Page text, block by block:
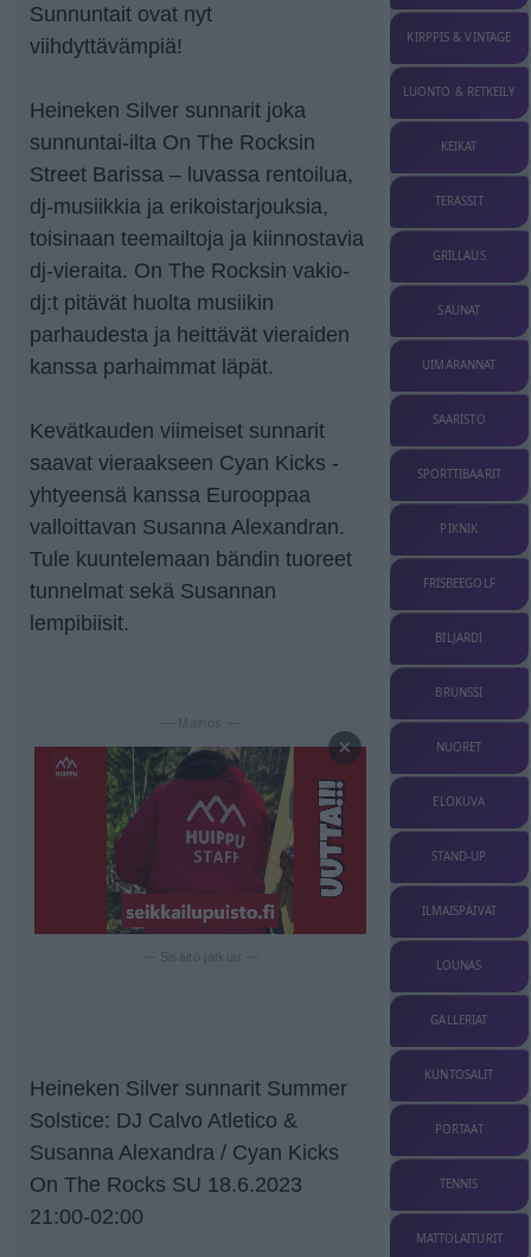
Sunnuntait ovat nyt
viihdyttävämpiä!
Heineken Silver sunnarit joka
sunnuntai-ilta On The Rocksin
Street Barissa – luvassa rentoilua,
dj-musiikkia ja erikoistarjouksia,
toisinaan teemailtoja ja kiinnostavia
dj-vieraita. On The Rocksin vakio-
dj:t pitävät huolta musiikin
parhaudesta ja heittävät vieraiden
kanssa parhaimmat läpät.
Kevätkauden viimeiset sunnarit
saavat vieraakseen Cyan Kicks -
yhtyeensä kanssa Eurooppaa
valloittavan Susanna Alexandran.
Tule kuuntelemaan bändin tuoreet
tunnelmat sekä Susannan
lempibiisit.
— Mainos —
×
Heineken Silver sunnarit Summer
Solstice: DJ Calvo Atletico &
Susanna Alexandra / Cyan Kicks
On The Rocks SU 18.6.2023
21:00-02:00
KIRPPIS & VINTAGE
LUONTO & RETKEILY
KEIKAT
TERASSIT
GRILLAUS
SAUNAT
UIMARANNAT
SAARISTO
SPORTTIBAARIT
PIKNIK
FRISBEEGOLF
BILJARDI
BRUNSSI
NUORET
ELOKUVA
STAND-UP
ILMAISPÄIVÄT
LOUNAS
GALLERIAT
KUNTOSALIT
PORTAAT
TENNIS
MATTOLAITURIT